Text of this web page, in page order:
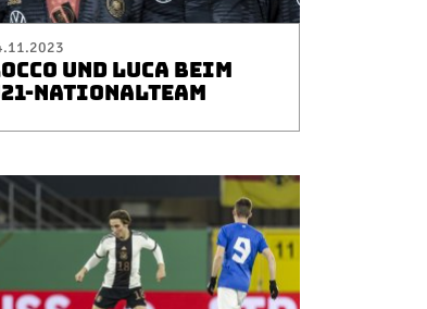
UND LUCA BEIM
NATIONALTEAM